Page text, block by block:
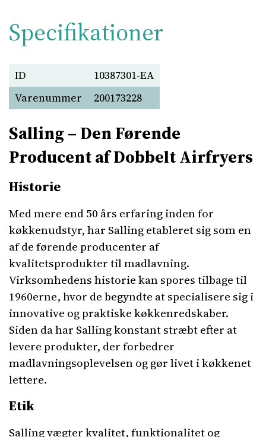
Specifikationer
ID
10387301-EA
Varenummer
200173228
Salling – Den Førende
Producent af Dobbelt Airfryers
Historie
Med mere end 50 års erfaring inden for
køkkenudstyr, har Salling etableret sig som en
af de førende producenter af
kvalitetsprodukter til madlavning.
Virksomhedens historie kan spores tilbage til
1960erne, hvor de begyndte at specialisere sig i
innovative og praktiske køkkenredskaber.
Siden da har Salling konstant stræbt efter at
levere produkter, der forbedrer
madlavningsoplevelsen og gør livet i køkkenet
lettere.
Etik
Salling vægter kvalitet, funktionalitet og